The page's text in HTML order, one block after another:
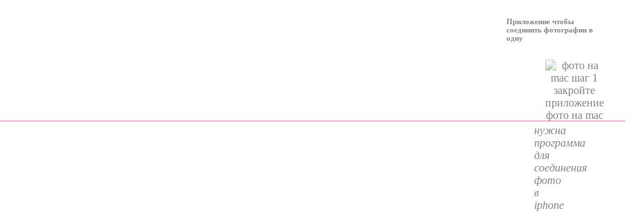
Приложение чтобы
соединить фотографии в
одну
нужна
программа
для
соединения
фото
в
iphone